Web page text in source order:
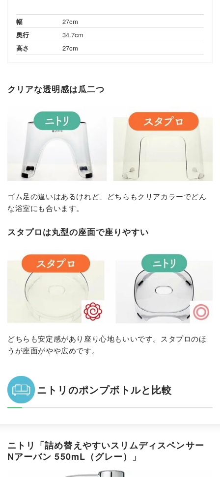
幅
27cm
奥行
34.7cm
高さ
27cm
クリアな透明感は瓜二つ
ゴム足の違いはあるけれど、どちらもクリアカラーでどん
な浴室にも合います。
スタプロは丸型の座面で座りやすい
どちらも安定感があり座り心地もいいです。スタプロのほ
うが座面がやや広めです。
ニトリのポンプボトルと比較
ニトリ「詰め替えやすいスリムディスペンサー
Nアーバン 550mL（グレー）」